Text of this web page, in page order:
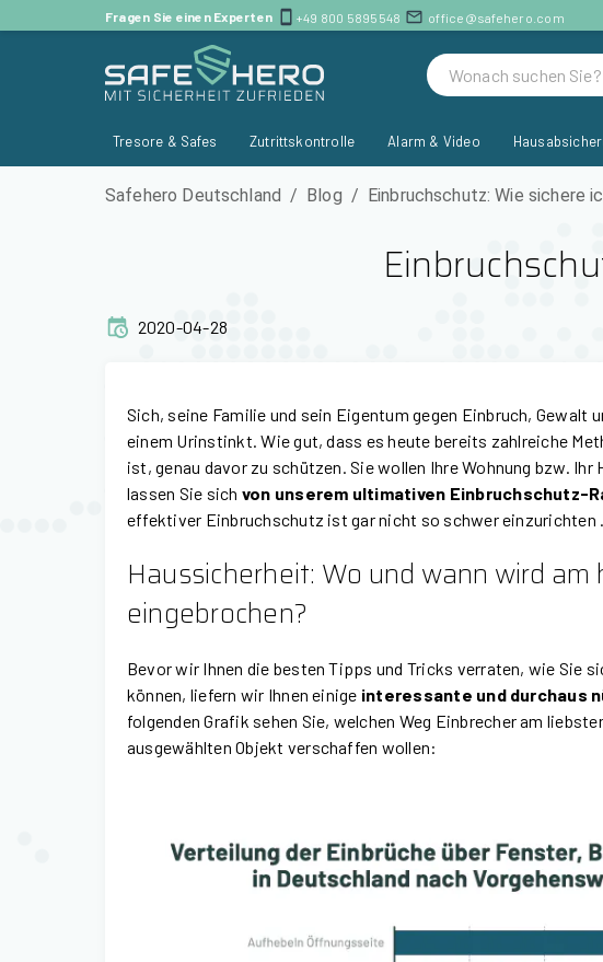
Fragen Sie einen Experten +49 800 5895548 office@safehero.com
Tresore & Safes Zutrittskontrolle Alarm & Video
Safehero Deutschland / Blog / Einbruchschutz: Wie sichere
2020-04-28
Sich, seine Familie und sein Eigentum gegen Einbruch, Gewalt
einem Urinstinkt. Wie gut, dass es heute bereits zahlreiche
ist, genau davor zu schützen. Sie wollen Ihre Wohnung bzw. Ihr
lassen Sie sich von unserem ultimativen Einbruchschutz-
effektiver Einbruchschutz ist gar nicht so schwer einzurichten
Haussicherheit: Wo und wann wird
eingebrochen?
Bevor wir Ihnen die besten Tipps und Tricks verraten, wie Sie
können, liefern wir Ihnen einige interessante und durchaus
folgenden Grafik sehen Sie, welchen Weg Einbrecher am
ausgewählten Objekt verschaffen wollen: